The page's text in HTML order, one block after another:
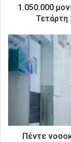
ι
κ
ή
σ
1.050.000
Πέντε